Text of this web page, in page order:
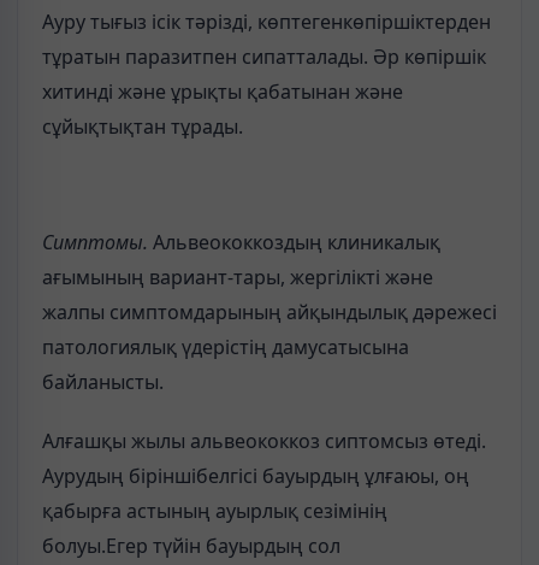
Ауру тығыз ісік тәрізді, көптегенкөпіршіктерден
тұратын паразитпен сипатталады. Әр көпіршік
хитинді және ұрықты қабатынан және
сұйықтықтан тұрады.
Симптомы. Альвеококкоздың клиникалық
ағымының вариант-тары, жергілікті және
жалпы симптомдарының айқындылық дәрежесі
патологиялық үдерістің дамусатысына
байланысты.
Алғашқы жылы альвеококкоз сиптомсыз өтеді.
Аурудың біріншібелгісі бауырдың ұлғаюы, оң
қабырға астының ауырлық сезімінің
болуы.Егер түйін бауырдың сол